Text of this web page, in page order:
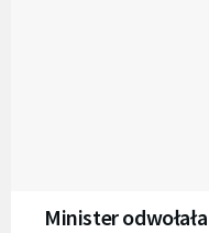
Minister